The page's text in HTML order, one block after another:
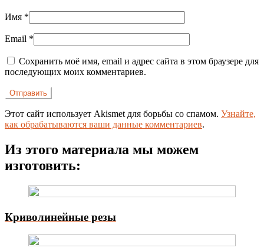
Имя *
Email *
Сохранить моё имя, email и адрес сайта в этом браузере для
последующих моих комментариев.
Этот сайт использует Akismet для борьбы со спамом. Узнайте,
как обрабатываются ваши данные комментариев.
Из этого материала мы можем
изготовить:
Криволинейные резы